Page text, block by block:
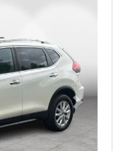
Next